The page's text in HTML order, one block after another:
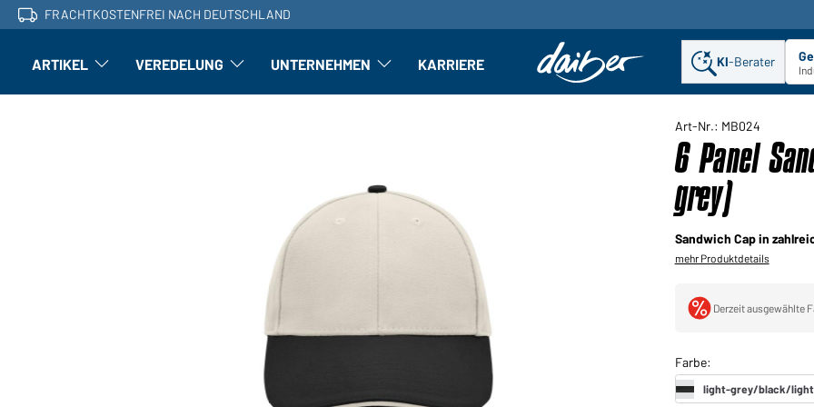
FRACHTKOSTENFREI NACH DEUTSCHLAND
ARTIKEL Artikel: Untermenü öffnen
VEREDELUNG Veredelung: Untermenü öffnen
UNTERNEHMEN Unternehmen: Untermenü öffnen
KARRIERE KI-Berater
Art-Nr.: MB024
6 Panel
grey)
Sandwich Cap in
mehr Produktdetails
Derzeit ausgewählte